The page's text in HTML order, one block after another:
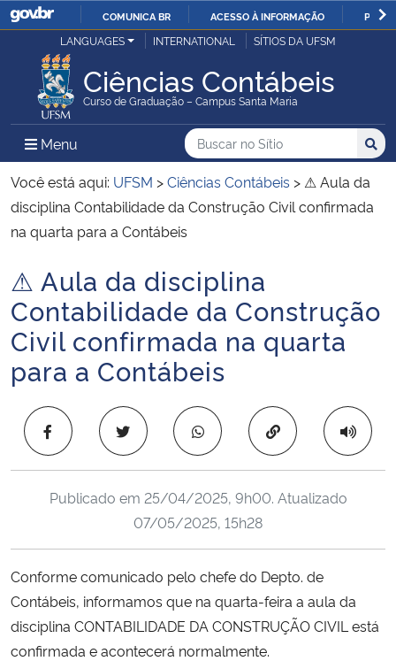
IR
O
COMUNICA BR ACESSO À INFORMAÇÃO
Ministério da Justiça e Segurança Pública
Ministério da Defesa
Ministério das Relações Exteriores
Ministério da Economia
Ministério da Infraestrutura
Ministério da Agricultura, Pecuária e Abastecimento
Ministério da Educação
Ministério da Cidadania
Ministério da Saúde
Ministério de Minas e Energia
Ministério da Ciência, Tecnologia, Inovações e Comunicações
Ministério do Meio Ambiente
Ministério do Turismo
LANGUAGES INTERNATIONAL SÍTIOS DA UFSM
Ciências Contábeis
Curso de Graduação – Campus Santa Maria
Menu Menu Principal do Sítio
Busca
Buscar no no Sítio
Busca:
Você está aqui: UFSM >Ciências Contábeis > ⚠ Aula da
disciplina Contabilidade da Construção Civil confirmada
na quarta para a Contábeis
Início do conteúdo
⚠ Aula da disciplina
Contabilidade da Construção
Civil confirmada na quarta
para a Contábeis
Copiar para área
Publicado em 25/04/2025, 9h00. Atualizado
07/05/2025, 15h28
Conforme comunicado pelo chefe do Depto. de
Contábeis, informamos que na quarta-feira a aula da
disciplina CONTABILIDADE DA CONSTRUÇÃO CIVIL está
confirmada e acontecerá normalmente.